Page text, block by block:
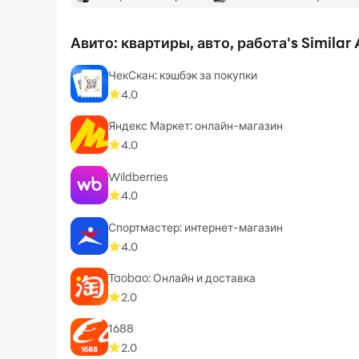
аналитического отчёта Авито.
Авито: квартиры, авто, работа's
ЧекСкан: кэшбэк за покупки
4.0
Яндекс Маркет: онлайн-магазин
4.0
Wildberries
4.0
Спортмастер: интернет-магазин
4.0
Taobao: Онлайн и доставка
2.0
1688
2.0